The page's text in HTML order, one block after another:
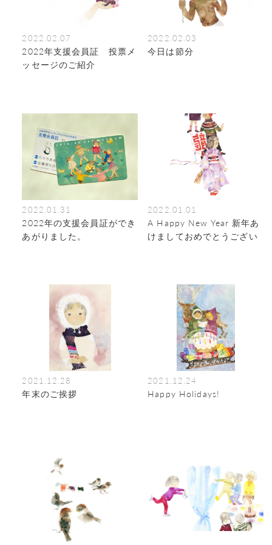
2022.02.07
2022年支援会員証 投票メ
ッセージのご紹介
2022.02.03
今日は節分
2022.01.31
2022年の支援会員証ができ
あがりました。
2022.01.01
A Happy New Year 新年あ
けましておめでとうござい
2021.12.28
年末のご挨拶
2021.12.24
Happy Holidays!